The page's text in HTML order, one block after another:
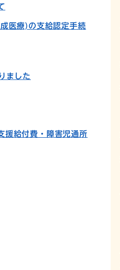
医療)の支給認定手続
ました
援給付費・障害児通所